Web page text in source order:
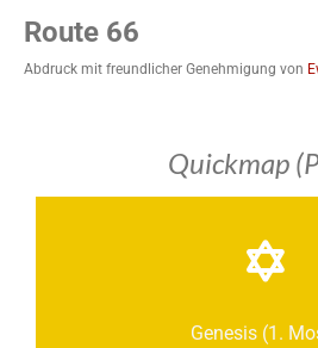
Route 66
Abdruck mit freundlicher Genehmigung von
Quickmap
Genesis (1.